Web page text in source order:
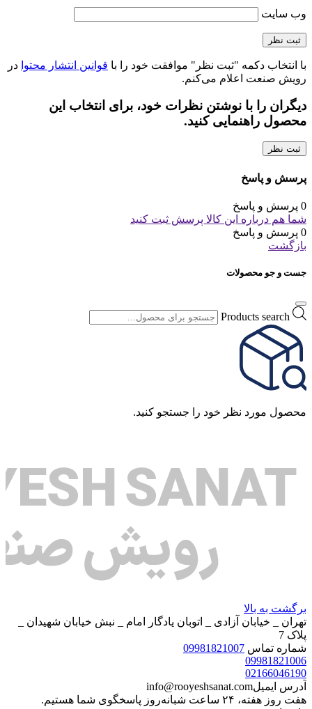
وب‌ سایت
با انتخاب دکمه "ثبت نظر" موافقت خود را با قوانین انتشار محتوا در
رویش صنعت اعلام می‌کنم.
دیگران را با نوشتن نظرات خود، برای انتخاب این
محصول راهنمایی کنید.
ثبت نظر
پرسش و پاسخ
0 پرسش و پاسخ
شما هم درباره این کالا پرسش ثبت کنید
0 پرسش و پاسخ
بازگشت
جست و جو محصولات
Products search
محصول مورد نظر خود را جستجو کنید.
برگشت به بالا
تهران _ خیابان آزادی _ اتوبان یادگار امام _ نبش خیابان شهیدان _
پلاک 7
شماره تماس 09981821007
09981821006
02166046190
آدرس ایمیلinfo@rooyeshsanat.com
هفت روز هفته، ۲۴ ساعت شبانه‌روز پاسخگوی شما هستیم.